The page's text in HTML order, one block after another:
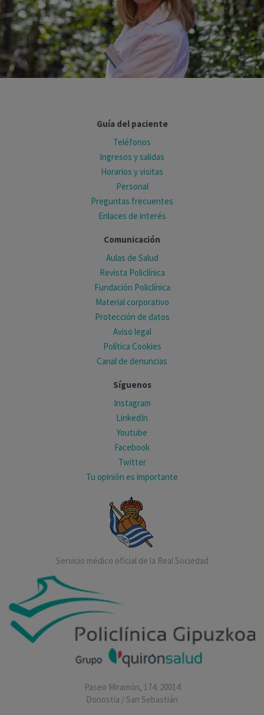
Guía del paciente
Teléfonos
Ingresos y salidas
Horarios y visitas
Personal
Preguntas frecuentes
Enlaces de interés
Comunicación
Aulas de Salud
Revista Policlínica
Fundación Policlínica
Material corporativo
Protección de datos
Aviso legal
Política Cookies
Canal de denuncias
Síguenos
Instagram
LinkedIn
Youtube
Facebook
Twitter
Tu opinión es importante
Servicio médico oficial de la Real Sociedad
Paseo Miramón, 174. 20014
Donostia / San Sebastián